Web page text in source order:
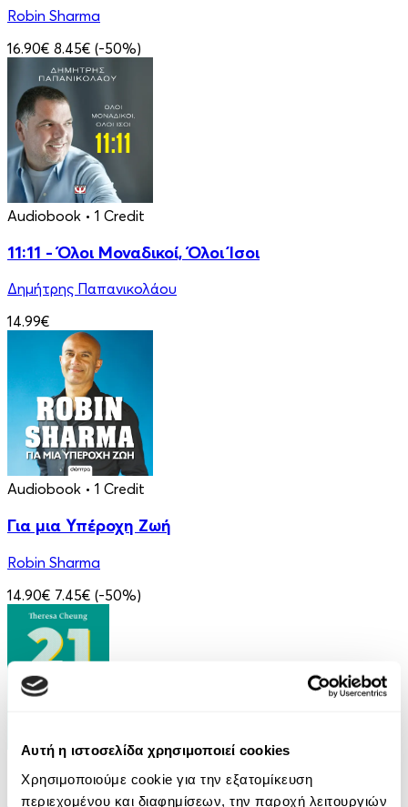
Αυτή η ιστοσελίδα χρησιμοποιεί cookies
Χρησιμοποιούμε cookie για την εξατομίκευση
περιεχομένου και διαφημίσεων, την παροχή λειτουργιών
Robin Sharma
16.90€ 8.45€ (-50%)
Audiobook • 1 Credit
11:11 - Όλοι Μοναδικοί, Όλοι Ίσοι
Δημήτρης Παπανικολάου
14.99€
Audiobook • 1 Credit
Για μια Υπέροχη Ζωή
Robin Sharma
14.90€ 7.45€ (-50%)
21 Ευκαιρίες να ξεπεράσεις τον εαυτό σου